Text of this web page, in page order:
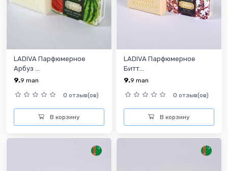
LADIVA Парфюмерное
Арбуз ...
9.9 man
0 отзыв(ов)
В корзину
LADIVA Парфюмерное
Битт...
9.9 man
0 отзыв(ов)
В корзину